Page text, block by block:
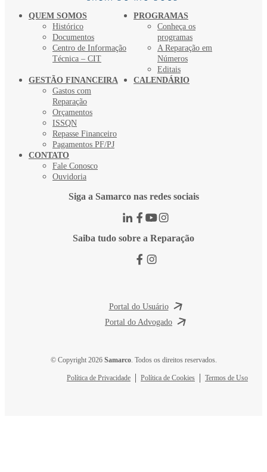
QUEM SOMOS
Histórico
Documentos
Centro de Informação
Técnica – CIT
PROGRAMAS
Conheça os
programas
A Reparação em
Números
Editais
GESTÃO FINANCEIRA
Gastos com
Reparação
Orçamentos
ISSQN
Repasse Financeiro
Pagamentos PF/PJ
CALENDÁRIO
CONTATO
Fale Conosco
Ouvidoria
Siga a Samarco nas redes sociais
Saiba tudo sobre a Reparação
Portal do Usuário
Portal do Advogado
© Copyright 2026 Samarco. Todos os direitos reservados.
Política de Privacidade Política de Cookies Termos de Uso